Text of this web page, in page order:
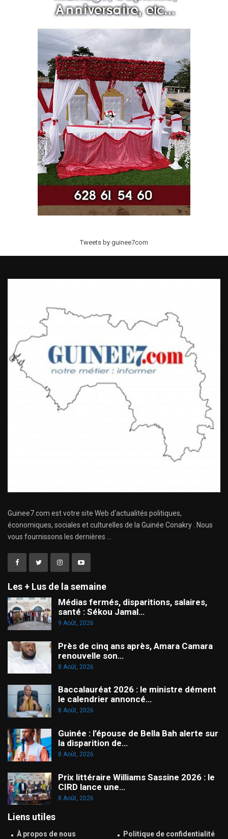
Tweets by guinee7com
Guinee7.com est votre site Web d'actualités politiques,
économiques, sociales et culturelles de la Guinée Conakry . Nous
vous fournissons les dernières ...
Les + Lus de la semaine
Médias fermés, disparitions, salaires,
santé : Sékou Jamal…
9 Août, 2026
Près de cinq ans après, Amara Camara
renouvelle son…
8 Août, 2026
Baccalauréat 2026 : le ministre dément
le calendrier annoncé…
8 Août, 2026
Guinée : l’épouse de Bella Bah alerte sur
la disparition de…
8 Août, 2026
Prix littéraire Williams Sassine 2026 : le
CIRD lance une…
8 Août, 2026
Liens utiles
À propos de nous Politique de confidentialité